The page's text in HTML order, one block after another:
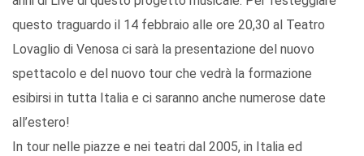
questo traguardo il 14 febbraio alle ore 20,30 al Teatro
Lovaglio di Venosa ci sarà la presentazione del nuovo
spettacolo e del nuovo tour che vedrà la formazione
esibirsi in tutta Italia e ci saranno anche numerose date
all’estero!
In tour nelle piazze e nei teatri dal 2005, in Italia ed